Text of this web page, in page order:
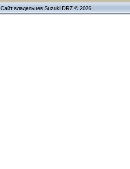
Сайт владельцев Suzuki DRZ © 2026